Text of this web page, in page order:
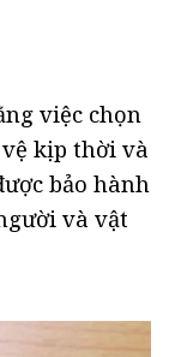
việc chọn
kịp thời và
bảo hành
và vật